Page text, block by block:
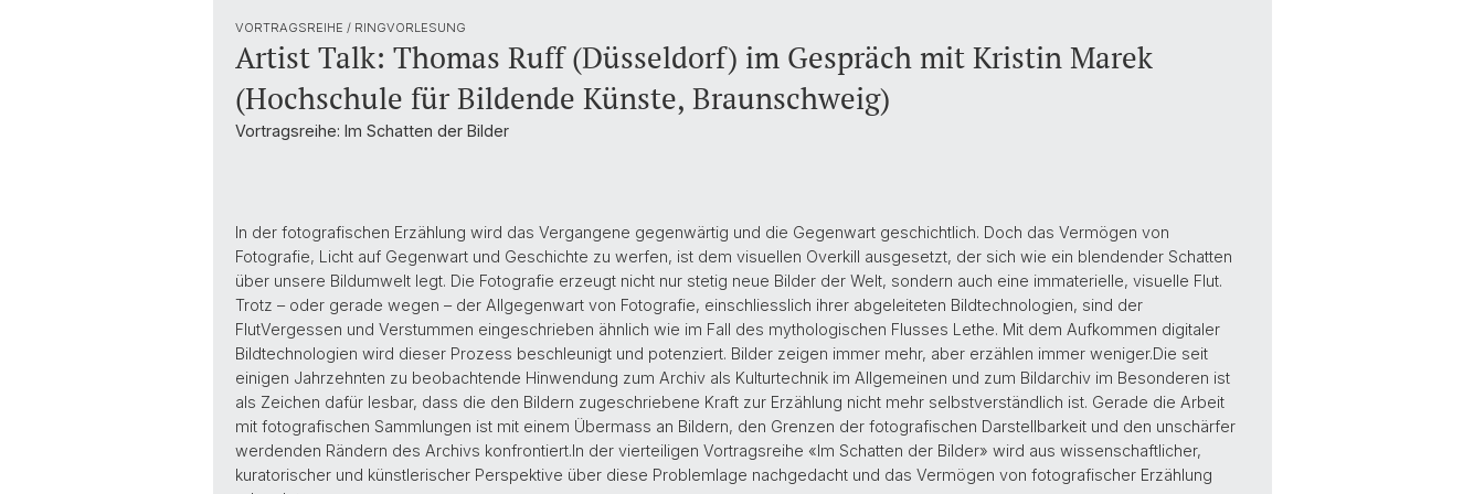
VORTRAGSREIHE / RINGVORLESUNG
Artist Talk: Thomas Ruff (Düsseldorf) im Gespräch mit Kristin Marek
(Hochschule für Bildende Künste, Braunschweig)
Vortragsreihe: Im Schatten der Bilder
In der fotografischen Erzählung wird das Vergangene gegenwärtig und die Gegenwart geschichtlich. Doch das Vermögen von
Fotografie, Licht auf Gegenwart und Geschichte zu werfen, ist dem visuellen Overkill ausgesetzt, der sich wie ein blendender Schatten
über unsere Bildumwelt legt. Die Fotografie erzeugt nicht nur stetig neue Bilder der Welt, sondern auch eine immaterielle, visuelle Flut.
Trotz – oder gerade wegen – der Allgegenwart von Fotografie, einschliesslich ihrer abgeleiteten Bildtechnologien, sind der
FlutVergessen und Verstummen eingeschrieben ähnlich wie im Fall des mythologischen Flusses Lethe. Mit dem Aufkommen digitaler
Bildtechnologien wird dieser Prozess beschleunigt und potenziert. Bilder zeigen immer mehr, aber erzählen immer weniger.Die seit
einigen Jahrzehnten zu beobachtende Hinwendung zum Archiv als Kulturtechnik im Allgemeinen und zum Bildarchiv im Besonderen ist
als Zeichen dafür lesbar, dass die den Bildern zugeschriebene Kraft zur Erzählung nicht mehr selbstverständlich ist. Gerade die Arbeit
mit fotografischen Sammlungen ist mit einem Übermass an Bildern, den Grenzen der fotografischen Darstellbarkeit und den unschärfer
werdenden Rändern des Archivs konfrontiert.In der vierteiligen Vortragsreihe «Im Schatten der Bilder» wird aus wissenschaftlicher,
kuratorischer und künstlerischer Perspektive über diese Problemlage nachgedacht und das Vermögen von fotografischer Erzählung